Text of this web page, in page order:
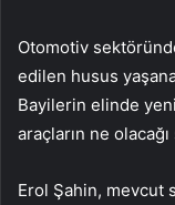
Otomotiv
edilen husus
Bayilerin elinde
araçların ne
Erol Şahin, mevcut